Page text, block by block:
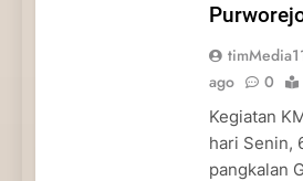
ago
0
Kegiatan
hari Senin,
pangkalan